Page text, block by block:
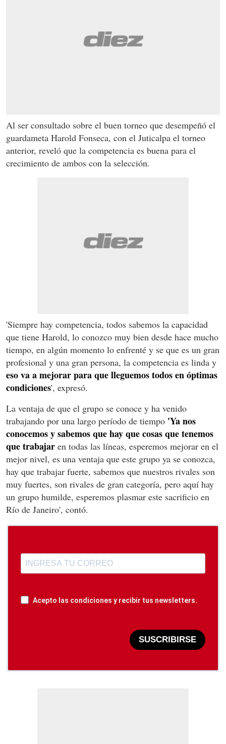
Al ser consultado sobre el buen torneo que desempeñó el
guardameta Harold Fonseca, con el Juticalpa el torneo
anterior, reveló que la competencia es buena para el
crecimiento de ambos con la selección.
'Siempre hay competencia, todos sabemos la capacidad
que tiene Harold, lo conozco muy bien desde hace mucho
tiempo, en algún momento lo enfrenté y se que es un gran
profesional y una gran persona, la competencia es linda y
eso va a mejorar para que lleguemos todos en óptimas
condiciones', expresó.
La ventaja de que el grupo se conoce y ha venido
trabajando por una largo período de tiempo 'Ya nos
conocemos y sabemos que hay que cosas que tenemos
que trabajar en todas las líneas, esperemos mejorar en el
mejor nivel, es una ventaja que este grupo ya se conozca,
hay que trabajar fuerte, sabemos que nuestros rivales son
muy fuertes, son rivales de gran categoría, pero aquí hay
un grupo humilde, esperemos plasmar este sacrificio en
Río de Janeiro', contó.
Acepto las condiciones y recibir tus newsletters.
SUSCRIBIRSE